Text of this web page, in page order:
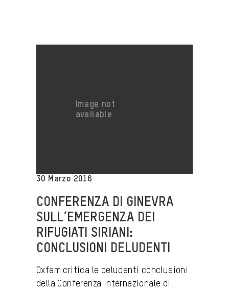
30 Marzo 2016
CONFERENZA DI GINEVRA
SULL’EMERGENZA DEI
RIFUGIATI SIRIANI:
CONCLUSIONI DELUDENTI
Oxfam critica le deludenti conclusioni
della Conferenza internazionale di